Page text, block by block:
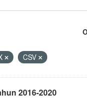
CSV
2016-2020